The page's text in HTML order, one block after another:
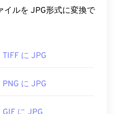
フォルトソフトウェアで
一般的なプログラムとし
があります。
WindowsとmacOSの両
換するのに適してお
の使用に最適です。当社
場合は、JPG を、より
イルを JPG形式に変換で
TIFF に JPG
PNG に JPG